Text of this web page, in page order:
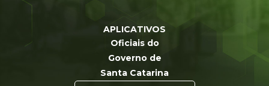
APLICATIVOS
Oficiais do
Governo de
Santa Catarina